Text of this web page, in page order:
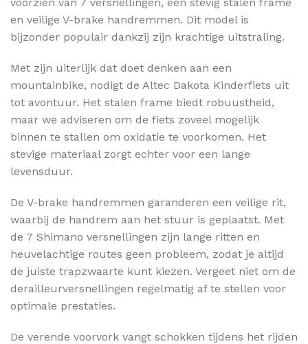
en veilige V-brake handremmen. Dit model is
bijzonder populair dankzij zijn krachtige uitstraling.
Met zijn uiterlijk dat doet denken aan een
mountainbike, nodigt de Altec Dakota Kinderfiets uit
tot avontuur. Het stalen frame biedt robuustheid,
maar we adviseren om de fiets zoveel mogelijk
binnen te stallen om oxidatie te voorkomen. Het
stevige materiaal zorgt echter voor een lange
levensduur.
De V-brake handremmen garanderen een veilige rit,
waarbij de handrem aan het stuur is geplaatst. Met
de 7 Shimano versnellingen zijn lange ritten en
heuvelachtige routes geen probleem, zodat je altijd
de juiste trapzwaarte kunt kiezen. Vergeet niet om de
derailleurversnellingen regelmatig af te stellen voor
optimale prestaties.
De verende voorvork vangt schokken tijdens het rijden